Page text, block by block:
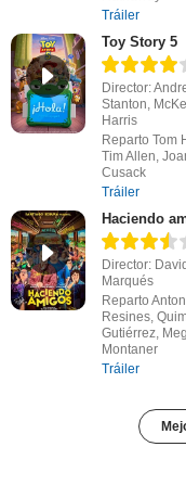
Tráiler
Toy Story 5
Director:
Stanton,
Harris
Reparto Tom
Tim Allen,
Cusack
Tráiler
Haciendo
Director: David
Marqués
Reparto
Resines,
Gutiérrez,
Montaner
Tráiler